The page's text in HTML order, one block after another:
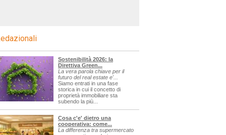
Sostenibilità 2026: la
Direttiva Green...
La vera parola chiave per il
futuro del real estate e'...
Siamo entrati in una fase
storica in cui il concetto di
proprietà immobiliare sta
subendo la più...
Cosa c'e' dietro una
cooperativa: come...
La differenza tra supermercato